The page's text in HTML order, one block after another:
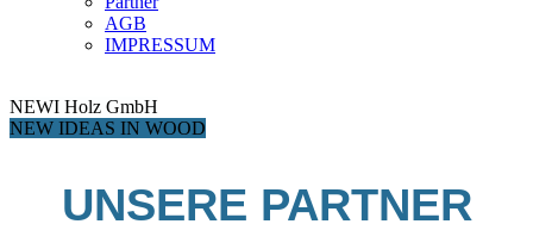
AGB
IMPRESSUM
NEWI Holz GmbH
NEW IDEAS IN WOOD
UNSERE PARTNER